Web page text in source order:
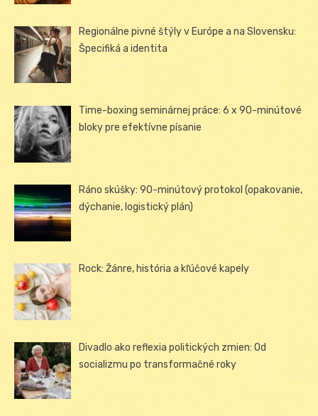
Regionálne pivné štýly v Európe a na Slovensku:
Špecifiká a identita
Time-boxing seminárnej práce: 6 x 90-minútové
bloky pre efektívne písanie
Ráno skúšky: 90-minútový protokol (opakovanie,
dýchanie, logistický plán)
Rock: Žánre, história a kľúčové kapely
Divadlo ako reflexia politických zmien: Od
socializmu po transformačné roky